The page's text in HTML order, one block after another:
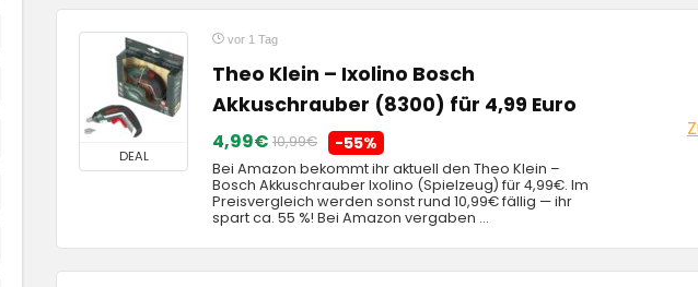
DEAL
vor 1 Tag
Theo Klein – Ixolino Bosch
Akkuschrauber (8300) für 4,99 Euro
4,99€ 10,99€ -55%
Bei Amazon bekommt ihr aktuell den Theo Klein –
Bosch Akkuschrauber Ixolino (Spielzeug) für 4,99€. Im
Preisvergleich werden sonst rund 10,99€ fällig — ihr
spart ca. 55 %! Bei Amazon vergaben ...